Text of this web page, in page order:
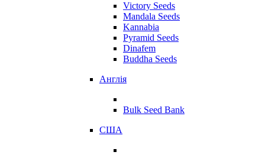
Victory Seeds
Mandala Seeds
Kannabia
Pyramid Seeds
Dinafem
Buddha Seeds
Англія
Bulk Seed Bank
США